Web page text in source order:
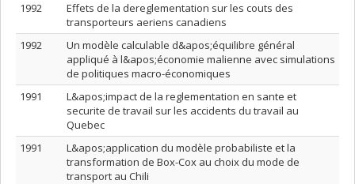
1992
Effets de la dereglementation sur les couts des
transporteurs aeriens canadiens
1992
Un modèle calculable d&apos;équilibre général
appliqué à l&apos;économie malienne avec simulations
de politiques macro-économiques
1991
L&apos;impact de la reglementation en sante et
securite de travail sur les accidents du travail au
Quebec
1991
L&apos;application du modèle probabiliste et la
transformation de Box-Cox au choix du mode de
transport au Chili